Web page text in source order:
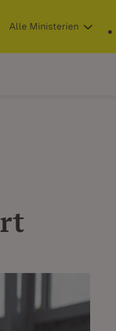
in neuem Fenster)
Alle Ministerien